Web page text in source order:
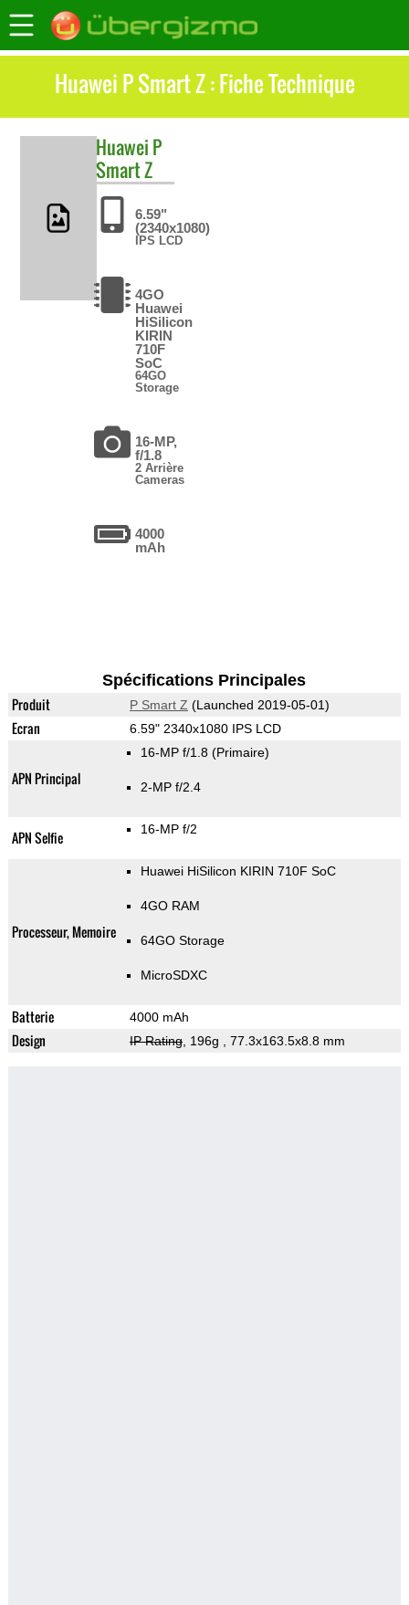
Huawei P Smart Z : Fiche Technique
Huawei P
Smart Z
6.59"
(2340x1080)
IPS LCD
4GO
Huawei
HiSilicon
KIRIN
710F
SoC
64GO
Storage
16-MP,
f/1.8
2 Arrière
Cameras
4000
mAh
Spécifications Principales
Produit P Smart Z (Launched 2019-05-01)
Ecran 6.59" 2340x1080 IPS LCD
APN Principal
16-MP f/1.8 (Primaire)
2-MP f/2.4
APN Selfie 16-MP f/2
Processeur, Memoire
Huawei HiSilicon KIRIN 710F SoC
4GO RAM
64GO Storage
MicroSDXC
Batterie 4000 mAh
Design IP Rating, 196g , 77.3x163.5x8.8 mm